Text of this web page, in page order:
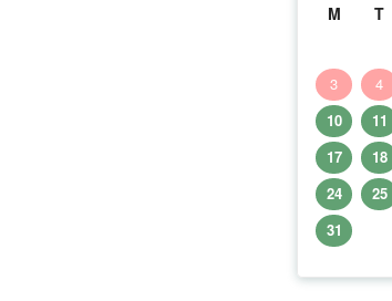
M T
3
4
10
11
17
18
24
25
31